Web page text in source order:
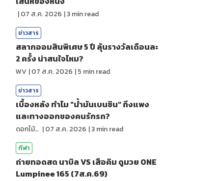
|07 ส.ค. 2026 |3min read
ข่าวสาร
สลากออมสินพิเศษ 5 ปี ลุ้นรางวัลเดือนละ
2 ครั้ง น่าสนใจไหม?
WV |07 ส.ค. 2026 |5 min read
ข่าวสาร
เบื้องหลัง ทำไม "น้ำมันเบนซิน" ถึงแพง
และทางออกของคนรักรถ?
ดอกไม้กับสายน้ำ |07 ส.ค. 2026 |3min read
กีฬา
ถ่ายทอดสด นาบิล VS เสือคิม ดูมวย ONE
Lumpinee 165 (7ส.ค.69)